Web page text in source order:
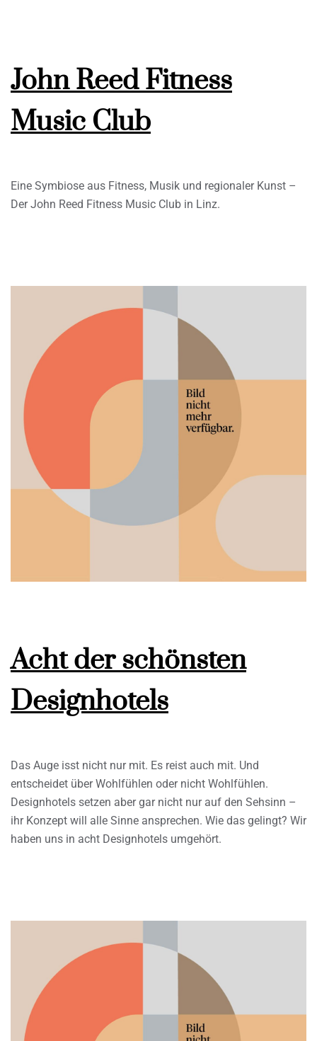
John Reed Fitness
Music Club
Eine Symbiose aus Fitness, Musik und regionaler Kunst –
Der John Reed Fitness Music Club in Linz.
Acht der schönsten
Designhotels
Das Auge isst nicht nur mit. Es reist auch mit. Und
entscheidet über Wohlfühlen oder nicht Wohlfühlen.
Designhotels setzen aber gar nicht nur auf den Sehsinn –
ihr Konzept will alle Sinne ansprechen. Wie das gelingt? Wir
haben uns in acht Designhotels umgehört.